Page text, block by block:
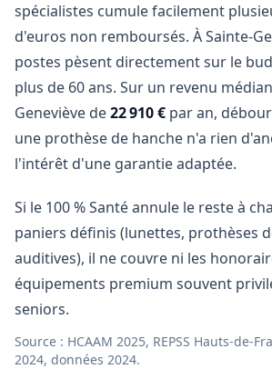
spécialistes cumule facilement
d'euros non remboursés. À Sainte-
postes pèsent directement sur le
plus de 60 ans. Sur un revenu
Geneviève de22 910 € par an,
une prothèse de hanche n'a rien
l'intérêt d'une garantie adaptée.
Si le 100 % Santé annule le reste à
paniers définis (lunettes, prothèses
auditives), il ne couvre ni les
équipements premium souvent
seniors.
Source : HCAAM 2025, REPSS Hauts-de-
2024, données 2024.